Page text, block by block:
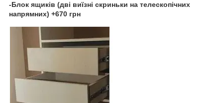
-Блок ящиків (дві виїзні скриньки на телескопічних
напрямних) +670 грн